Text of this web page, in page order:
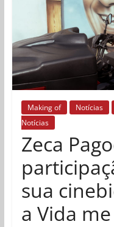
Making of Notícias
Notícias
Zeca
sua
a Vida